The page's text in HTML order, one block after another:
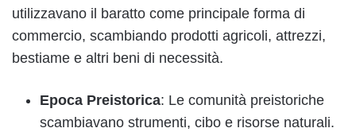
utilizzavano il baratto come principale forma di
commercio, scambiando prodotti agricoli, attrezzi,
bestiame e altri beni di necessità.
Epoca Preistorica: Le comunità preistoriche
scambiavano strumenti, cibo e risorse naturali.